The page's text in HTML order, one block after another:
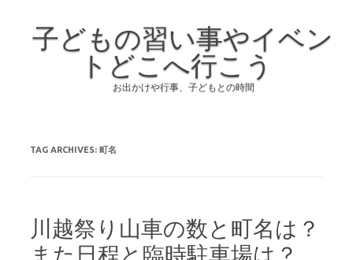
子どもの習い事やイベン
トどこへ行こう
お出かけや行事、子どもとの時間
TAG ARCHIVES: 町名
川越祭り山車の数と町名は？
また日程と臨時駐車場は？